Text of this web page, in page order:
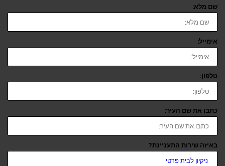
שם מלא:
אימייל:
טלפון:
כתבו את שם העיר:
באיזה שירות התעניינת?